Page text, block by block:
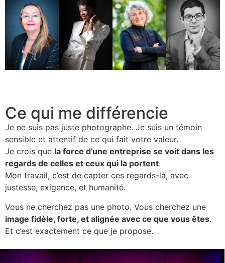
Ce qui me différencie
Je ne suis pas juste photographe. Je suis un témoin
sensible et attentif de ce qui fait votre valeur.
Je crois que la force d’une entreprise se voit dans les
regards de celles et ceux qui la portent.
Mon travail, c’est de capter ces regards-là, avec
justesse, exigence, et humanité.
Vous ne cherchez pas une photo. Vous cherchez une
image fidèle, forte, et alignée avec ce que vous êtes.
Et c’est exactement ce que je propose.